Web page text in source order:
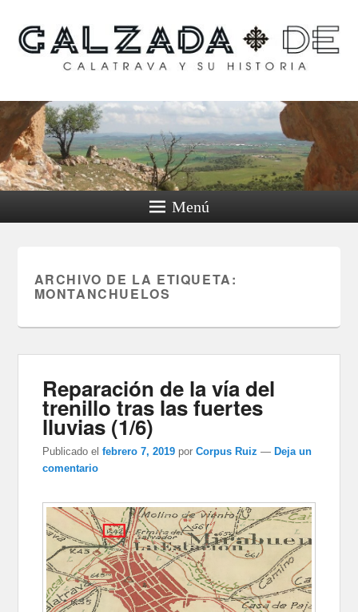
Calzada de Calatrava y
su historia
Menú
ARCHIVO DE LA ETIQUETA:
MONTANCHUELOS
Reparación de la vía del
trenillo tras las fuertes
lluvias (1/6)
Publicado el febrero 7, 2019 porCorpus Ruiz — Deja un
comentario